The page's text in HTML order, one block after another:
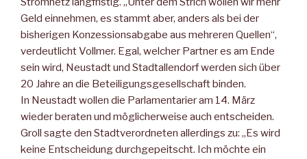
Geld einnehmen, es stammt aber, anders als bei der
bisherigen Konzessionsabgabe aus mehreren Quellen“,
verdeutlicht Vollmer. Egal, welcher Partner es am Ende
sein wird, Neustadt und Stadtallendorf werden sich über
20 Jahre an die Beteiligungsgesellschaft binden.
In Neustadt wollen die Parlamentarier am 14. März
wieder beraten und möglicherweise auch entscheiden.
Groll sagte den Stadtverordneten allerdings zu: „Es wird
keine Entscheidung durchgepeitscht. Ich möchte ein